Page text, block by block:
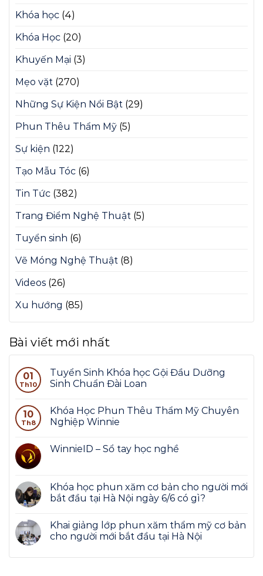
Khóa học (4)
Khóa Học (20)
Khuyến Mại (3)
Mẹo vặt (270)
Những Sự Kiện Nổi Bật (29)
Phun Thêu Thẩm Mỹ (5)
Sự kiện (122)
Tạo Mẫu Tóc (6)
Tin Tức (382)
Trang Điểm Nghệ Thuật (5)
Tuyển sinh (6)
Vẽ Móng Nghệ Thuật (8)
Videos (26)
Xu hướng (85)
Bài viết mới nhất
01
Th10
Tuyển Sinh Khóa học Gội Đầu Dưỡng
Sinh Chuẩn Đài Loan
10
Th8
Khóa Học Phun Thêu Thẩm Mỹ Chuyên
Nghiệp Winnie
WinnieID – Sổ tay học nghề
Khóa học phun xăm cơ bản cho người mới
bắt đầu tại Hà Nội ngày 6/6 có gì?
Khai giảng lớp phun xăm thẩm mỹ cơ bản
cho người mới bắt đầu tại Hà Nội